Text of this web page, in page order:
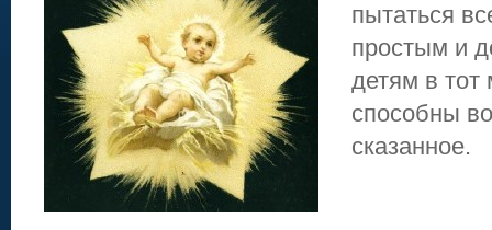
пытаться
простым и
детям в тот
способны
сказанное.